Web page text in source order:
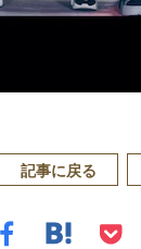
記事に戻る